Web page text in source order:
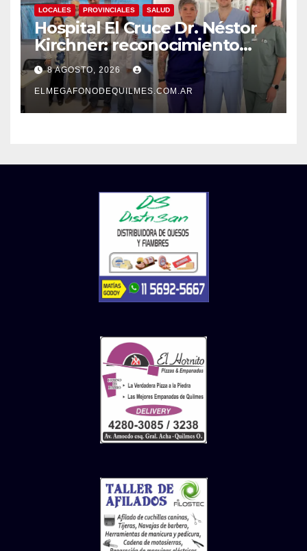
LOCALES PROVINCIALES SALUD
Hospital El Cruce Dr. Néstor
Kirchner: reconocimiento
internacional a la calidad de
su atención
8 AGOSTO, 2026
ELMEGAFONODEQUILMES.COM.AR